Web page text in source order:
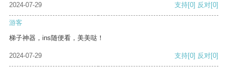
2024-07-29
支持[0] 反对[0]
游客
梯子神器，ins随便看，美美哒！
2024-07-29 支持[0] 反对[0]